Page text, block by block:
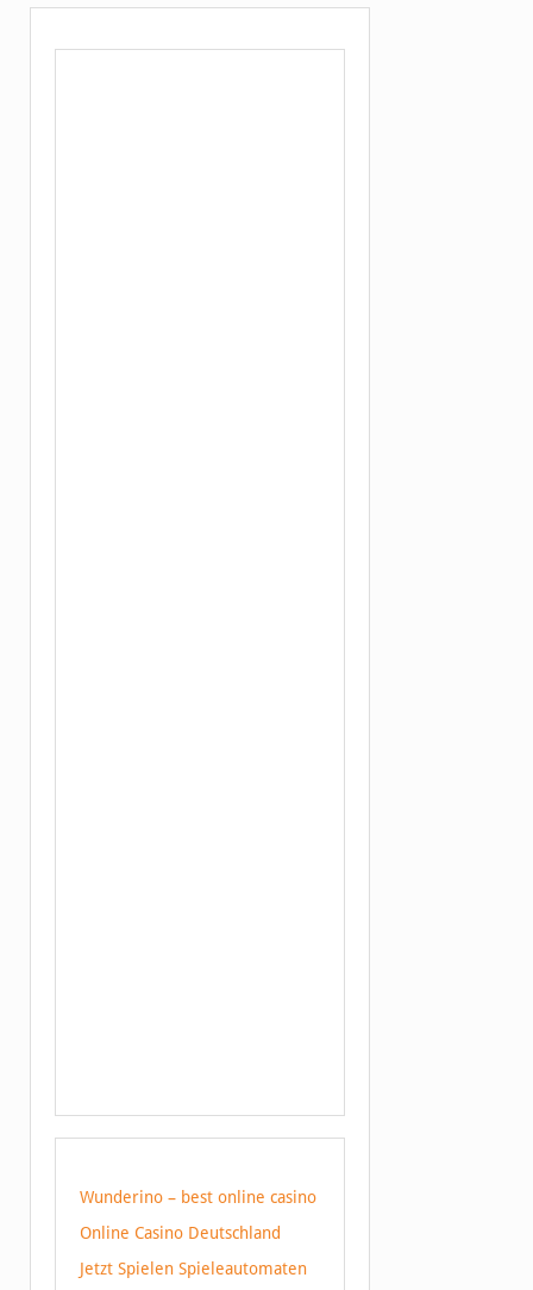
Wunderino – best online casino
Online Casino Deutschland
Jetzt Spielen Spieleautomaten